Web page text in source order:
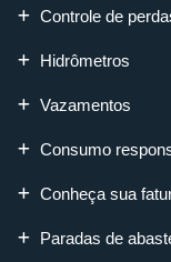
Controle de
Hidrômetros
Vazamentos
Consumo
Conheça sua
Paradas de